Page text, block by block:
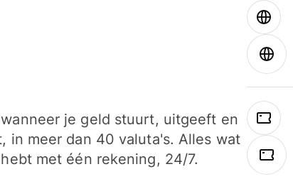
je geld stuurt, uitgeeft en
in meer dan 40 valuta's. Alles wat
met één rekening, 24/7.